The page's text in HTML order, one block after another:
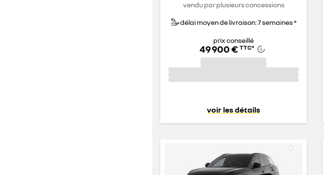
vendu par plusieurs concessions
délai moyen de livraison: 7 semaines *
prix conseillé
49 900 € TTC*
voir les détails